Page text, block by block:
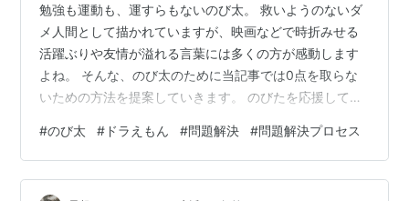
勉強も運動も、運すらもないのび太。 救いようのないダ
メ人間として描かれていますが、映画などで時折みせる
活躍ぶりや友情が溢れる言葉には多くの方が感動します
よね。 そんな、のび太のために当記事では0点を取らな
いための方法を提案していきます。 のびたを応援してい
例を知りたい方 私は製造業で日々、問題解決に取り組ん
でいます。 今回はビジネススキルを使って、のび太の勉
強環境における問題点を探り、効果的なテスト対策を検
#のび太 # ドラえもん #問題解決 #問題解決プロセス